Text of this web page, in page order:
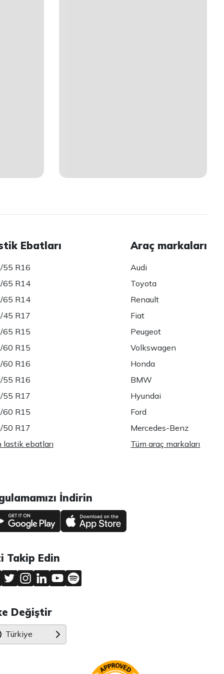
Ebatları
55 R16
65 R14
65 R14
45 R17
65 R15
60 R15
60 R16
55 R16
55 R17
60 R15
50 R17
lastik ebatları
Araç markaları
Audi
Toyota
Renault
Fiat
Peugeot
Volkswagen
Honda
BMW
Hyundai
Ford
Mercedes-Benz
Tüm araç markaları
İndirin
Takip Edin
Değiştir
Türkiye